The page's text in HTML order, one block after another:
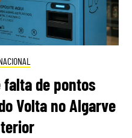
falta de pontos
Volta no Algarve